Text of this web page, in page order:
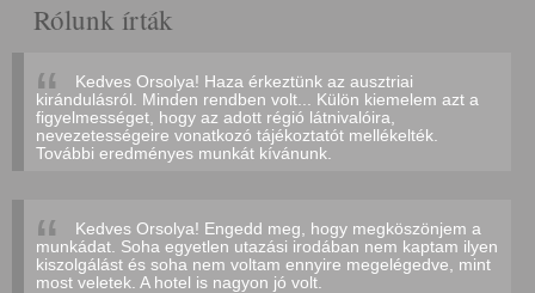
Rólunk írták
Kedves Orsolya! Haza érkeztünk az ausztriai
kirándulásról. Minden rendben volt... Külön kiemelem azt a
figyelmességet, hogy az adott régió látnivalóira,
nevezetességeire vonatkozó tájékoztatót mellékelték.
További eredményes munkát kívánunk.
Kedves Orsolya! Engedd meg, hogy megköszönjem a
munkádat. Soha egyetlen utazási irodában nem kaptam ilyen
kiszolgálást és soha nem voltam ennyire megelégedve, mint
most veletek. A hotel is nagyon jó volt.